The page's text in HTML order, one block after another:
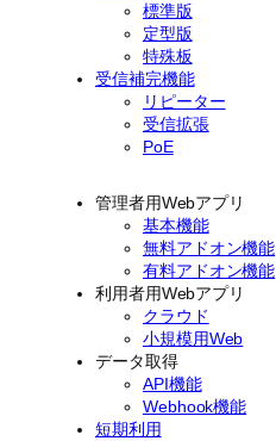
標準版
定型版
特殊板
受信補完機能
リピーター
受信拡張
PoE
管理者用Webアプリ
基本機能
無料アドオン機能
有料アドオン機能
利用者用Webアプリ
クラウド
小規模用Web
データ取得
API機能
Webhook機能
短期利用